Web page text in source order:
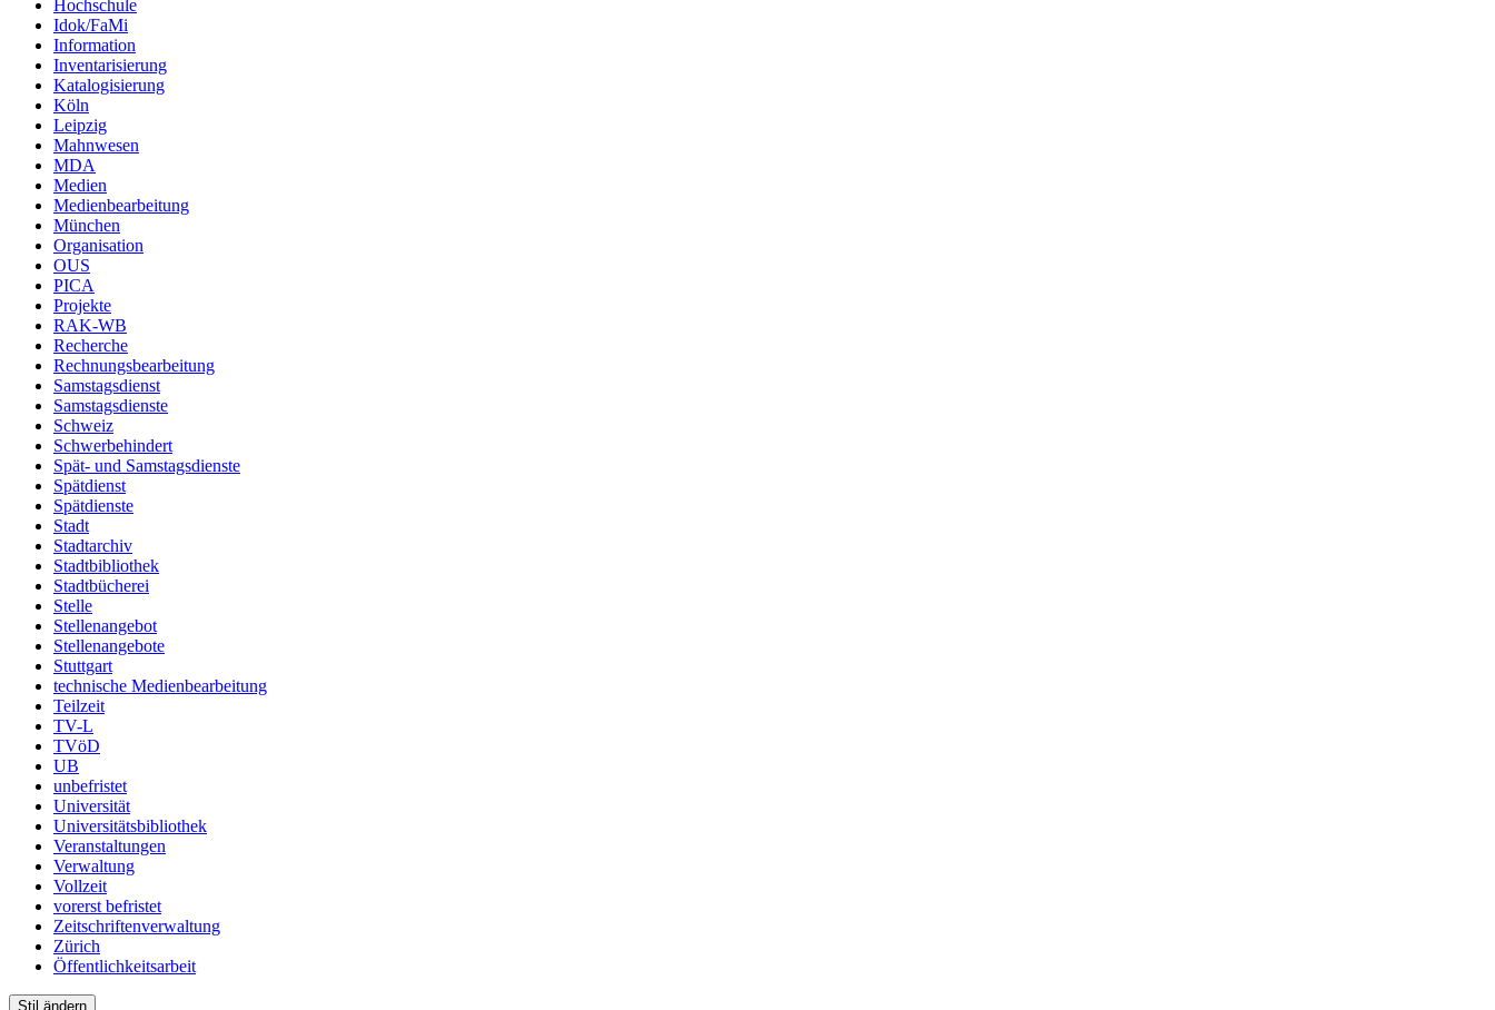
Hochschule
Idok/FaMi
Information
Inventarisierung
Katalogisierung
Köln
Leipzig
Mahnwesen
MDA
Medien
Medienbearbeitung
München
Organisation
OUS
PICA
Projekte
RAK-WB
Recherche
Rechnungsbearbeitung
Samstagsdienst
Samstagsdienste
Schweiz
Schwerbehindert
Spät- und Samstagsdienste
Spätdienst
Spätdienste
Stadt
Stadtarchiv
Stadtbibliothek
Stadtbücherei
Stelle
Stellenangebot
Stellenangebote
Stuttgart
technische Medienbearbeitung
Teilzeit
TV-L
TVöD
UB
unbefristet
Universität
Universitätsbibliothek
Veranstaltungen
Verwaltung
Vollzeit
vorerst befristet
Zeitschriftenverwaltung
Zürich
Öffentlichkeitsarbeit
Stil ändern